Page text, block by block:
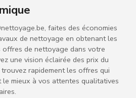
faites des économies
de nettoyage en obtenant les
offres de nettoyage dans votre
une vision éclairée des prix du
rapidement les offres qui
le mieux à vos attentes qualitatives